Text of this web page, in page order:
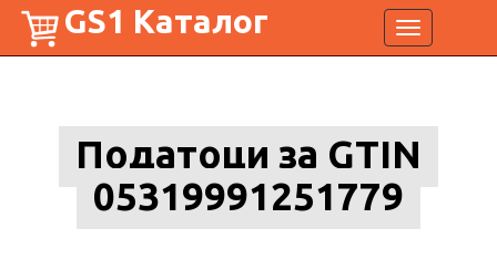
Toggle
navigation
GS1 Каталог
Податоци за GTIN
05319991251779